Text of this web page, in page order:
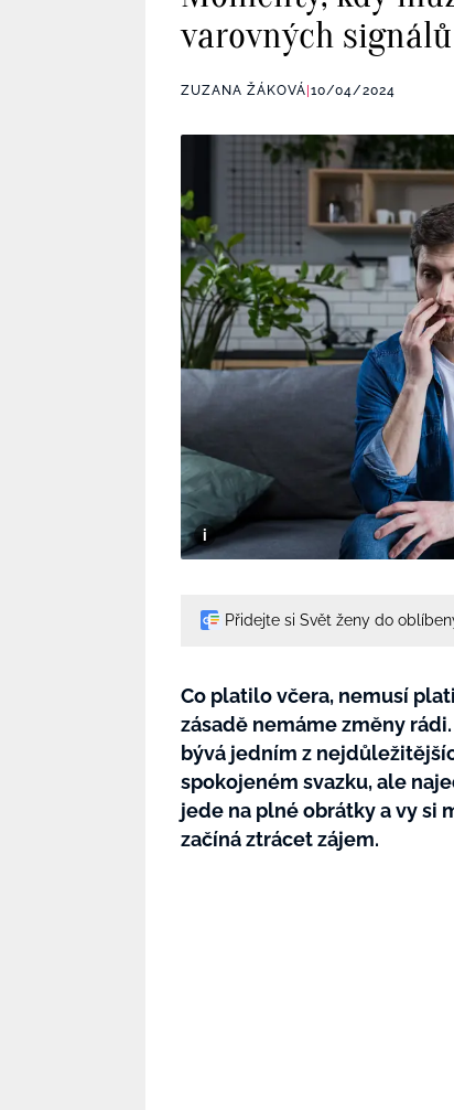
varovných signálů
ZUZANA ŽÁKOVÁ 10/04/2024
Přidejte si Svět ženy do
Co platilo včera, nemusí
zásadě nemáme změny
bývá jedním z
spokojeném svazku, ale
jede na plné obrátky a vy si
začíná ztrácet zájem.